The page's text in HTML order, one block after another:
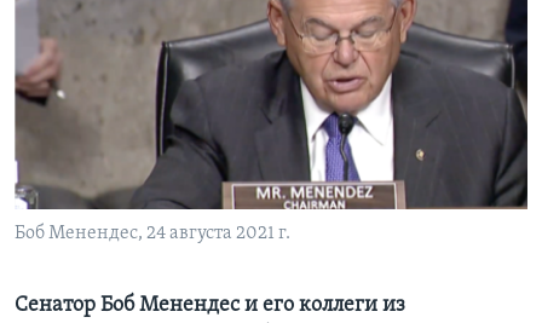
Learning English
СОЦИАЛЬНЫЕ СЕТИ
Языки
Боб Менендес, 24 августа 2021 г.
Сенатор Боб Менендес и его коллеги из